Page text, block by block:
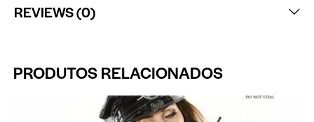
REVIEWS (0)
PRODUTOS RELACIONADOS